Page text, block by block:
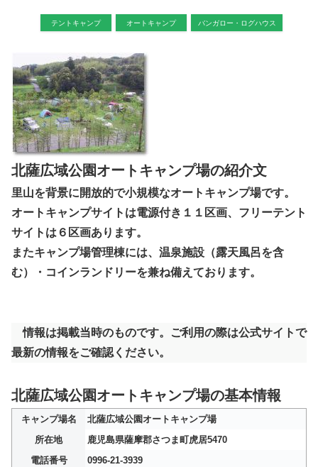
テントキャンプ オートキャンプ バンガロー・ログハウス
北薩広域公園オートキャンプ場の紹介文
里山を背景に開放的で小規模なオートキャンプ場です。
オートキャンプサイトは電源付き１１区画、フリーテント
サイトは６区画あります。
またキャンプ場管理棟には、温泉施設（露天風呂を含
む）・コインランドリーを兼ね備えております。
情報は掲載当時のものです。ご利用の際は公式サイトで
最新の情報をご確認ください。
北薩広域公園オートキャンプ場の基本情報
キャンプ場名
北薩広域公園オートキャンプ場
所在地
鹿児島県薩摩郡さつま町虎居5470
電話番号
0996-21-3939